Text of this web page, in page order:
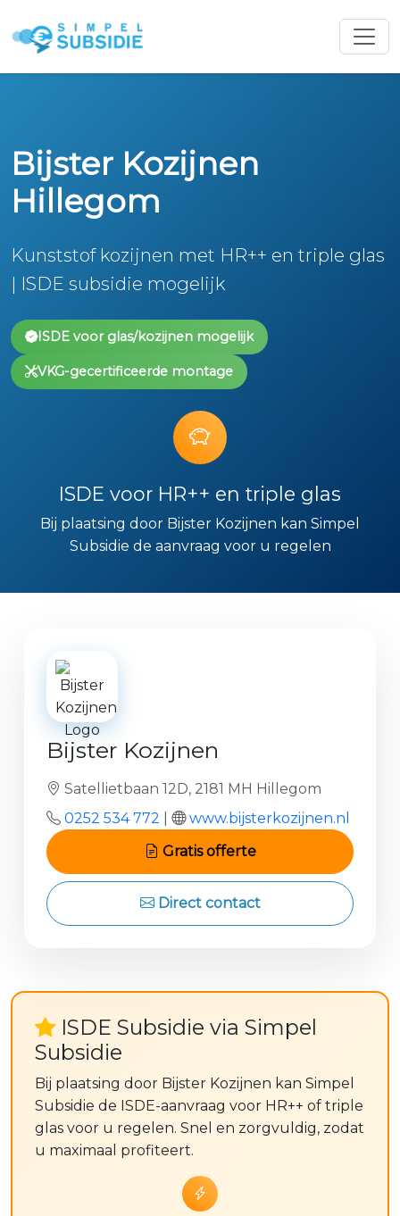
Bijster Kozijnen
Hillegom
Kunststof kozijnen met HR++ en triple glas
| ISDE subsidie mogelijk
ISDE voor glas/kozijnen mogelijk
VKG-gecertificeerde montage
ISDE voor HR++ en triple glas
Bij plaatsing door Bijster Kozijnen kan Simpel
Subsidie de aanvraag voor u regelen
Bijster Kozijnen
Satellietbaan 12D, 2181 MH Hillegom
0252 534 772
www.bijsterkozijnen.nl
Gratis offerte
Direct contact
ISDE Subsidie via Simpel
Subsidie
Bij plaatsing door Bijster Kozijnen kan Simpel
Subsidie de ISDE-aanvraag voor HR++ of triple
glas voor u regelen. Snel en zorgvuldig, zodat
u maximaal profiteert.